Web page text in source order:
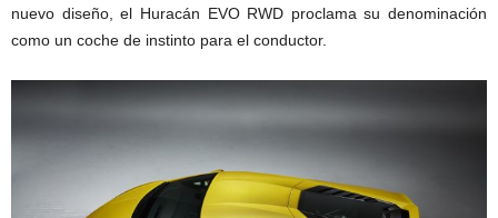
nuevo diseño, el Huracán EVO RWD proclama su denominación
como un coche de instinto para el conductor.